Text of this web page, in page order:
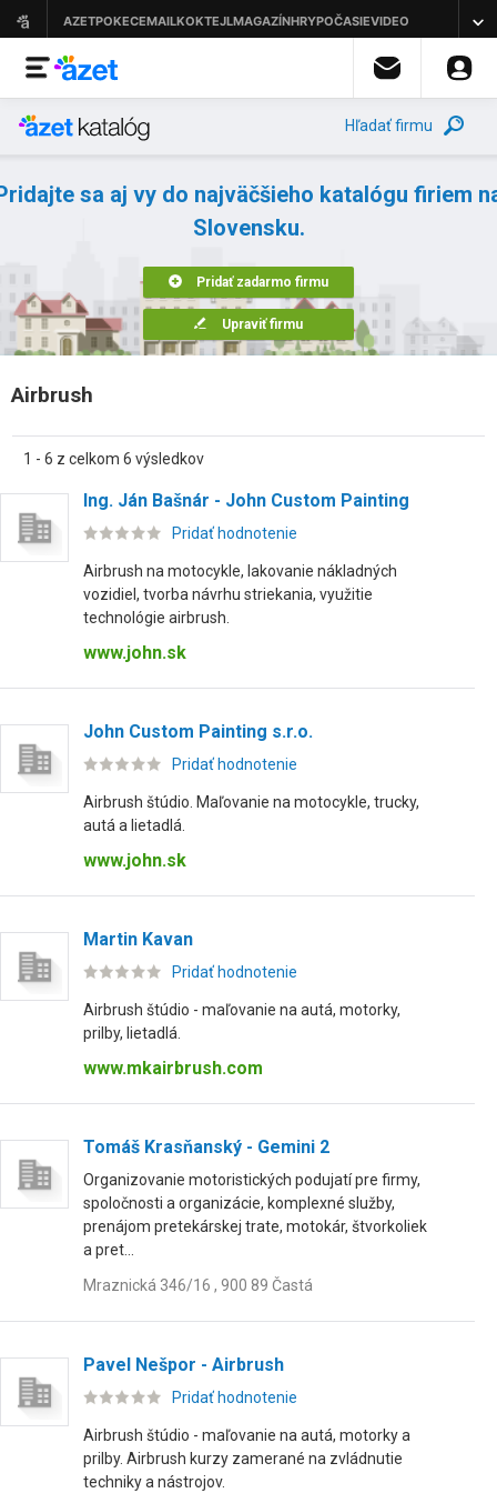
Hľadať firmu
sa aj vy do najväčšieho katalógu firiem
Slovensku.
Pridať zadarmo firmu
Upraviť firmu
Airbrush
1 - 6 z celkom 6 výsledkov
Ing. Ján Bašnár - John Custom Painting
Pridať hodnotenie
Airbrush na motocykle, lakovanie nákladných
vozidiel, tvorba návrhu striekania, využitie
technológie airbrush.
www.john.sk
John Custom Painting s.r.o.
Pridať hodnotenie
Airbrush štúdio. Maľovanie na motocykle, trucky,
autá a lietadlá.
www.john.sk
Martin Kavan
Pridať hodnotenie
Airbrush štúdio - maľovanie na autá, motorky,
prilby, lietadlá.
www.mkairbrush.com
Tomáš Krasňanský - Gemini 2
Organizovanie motoristických podujatí pre firmy,
spoločnosti a organizácie, komplexné služby,
prenájom pretekárskej trate, motokár, štvorkoliek
a pret...
Mraznická 346/16 , 900 89 Častá
Pavel Nešpor - Airbrush
Pridať hodnotenie
Airbrush štúdio - maľovanie na autá, motorky a
prilby. Airbrush kurzy zamerané na zvládnutie
techniky a nástrojov.